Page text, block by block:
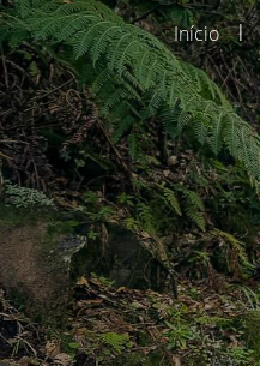
Início |